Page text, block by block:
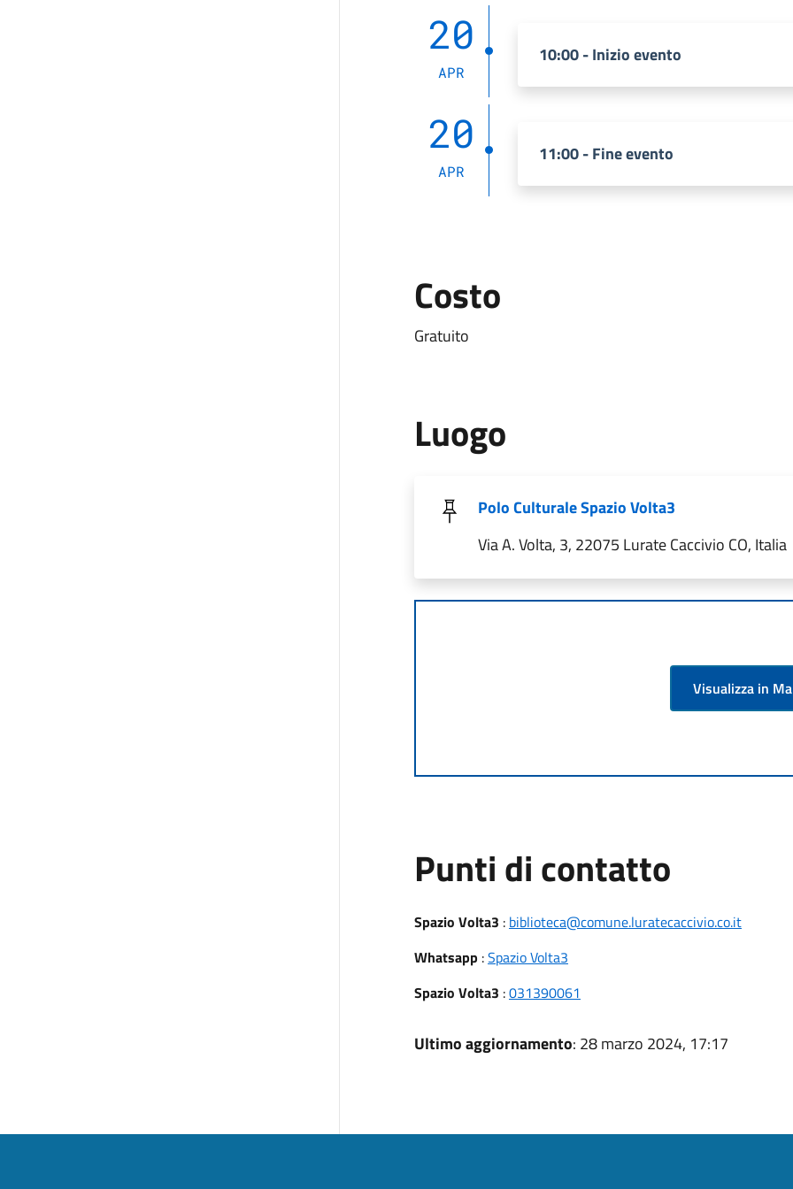
20
APR
10:00 - Inizio evento
20
APR
11:00 - Fine evento
Costo
Gratuito
Luogo
Polo Culturale Spazio Volta3
Via A. Volta, 3, 22075 Lurate Caccivio CO, Italia
Visualizza in
Punti di contatto
Spazio Volta3 : biblioteca@comune.luratecaccivio.co.it
Whatsapp :Spazio Volta3
Spazio Volta3 :031390061
Ultimo aggiornamento: 28 marzo 2024, 17:17